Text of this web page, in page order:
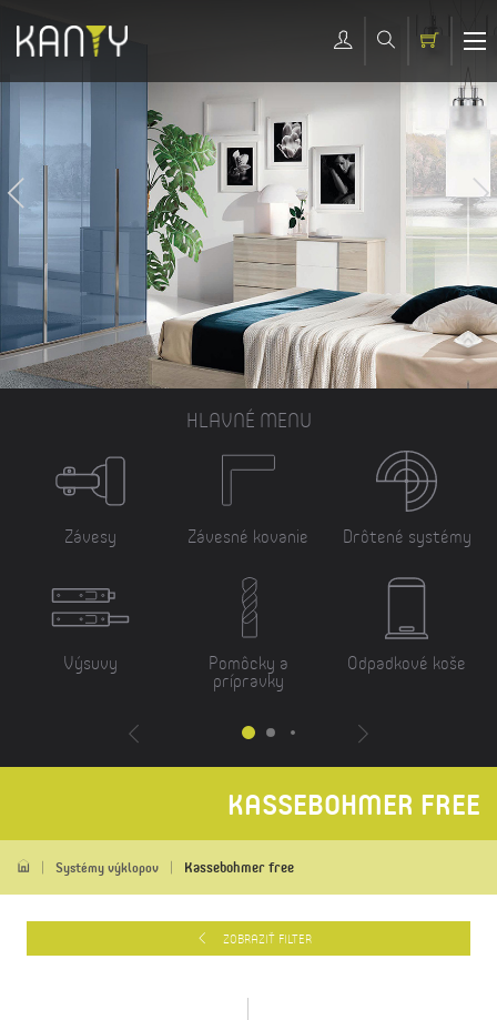
HLAVNÉ MENU
Závesy
Výsuvy
Závesné kovanie
Pomôcky a
prípravky
Drôtené systémy
Odpadkové koše
KASSEBOHMER FREE
Systémy výklopov Kassebohmer free
ZOBRAZIŤ FILTER